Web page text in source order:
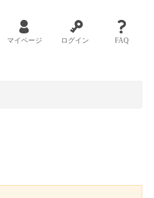
マイページ ログイン FAQ